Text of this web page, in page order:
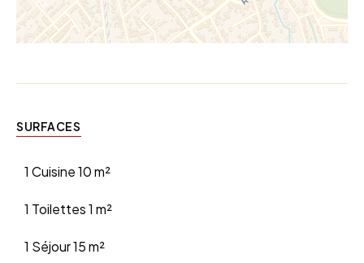
SURFACES
1 Cuisine10 m²
1 Toilettes1 m²
1 Séjour15 m²